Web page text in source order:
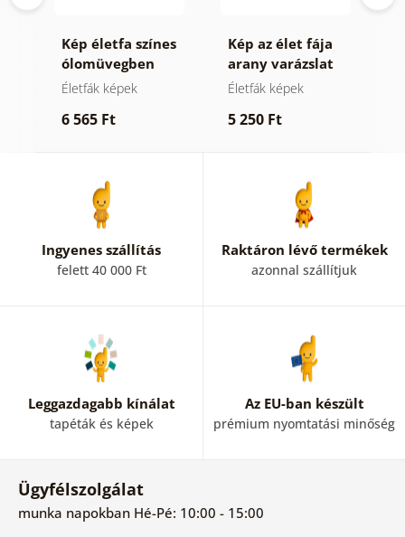
Kép életfa színes
ólomüvegben
Életfák képek
6 565 Ft
Kép az élet fája
arany varázslat
Életfák képek
5 250 Ft
Ingyenes szállítás
felett 40 000 Ft
Raktáron lévő termékek
azonnal szállítjuk
Leggazdagabb kínálat
tapéták és képek
Az EU-ban készült
prémium nyomtatási minőség
Ügyfélszolgálat
munka napokban Hé-Pé: 10:00 - 15:00